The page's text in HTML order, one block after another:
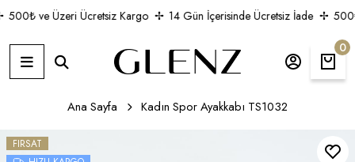
500₺ ve Üzeri Ücretsiz Kargo 14 Gün İçerisinde Ücretsiz İade
0
Ana Sayfa Kadın Spor Ayakkabı TS1032
FIRSAT